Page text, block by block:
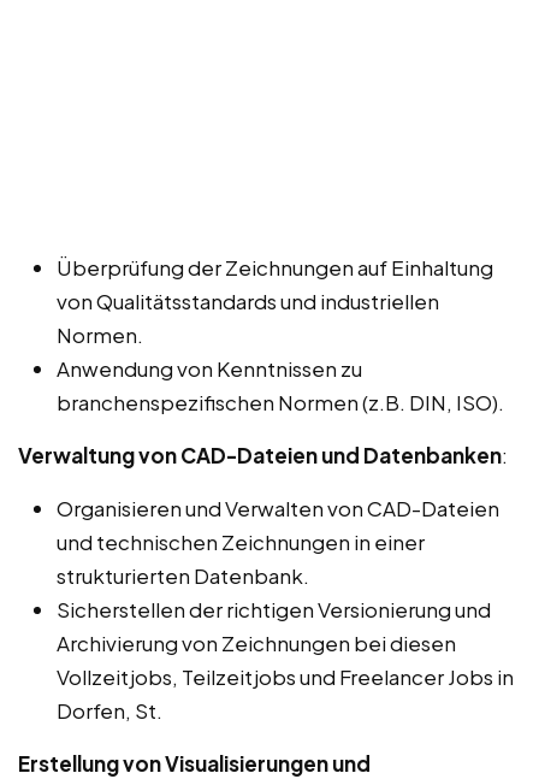
Überprüfung der Zeichnungen auf Einhaltung
von Qualitätsstandards und industriellen
Normen.
Anwendung von Kenntnissen zu
branchenspezifischen Normen (z.B. DIN, ISO).
Verwaltung von CAD-Dateien und Datenbanken:
Organisieren und Verwalten von CAD-Dateien
und technischen Zeichnungen in einer
strukturierten Datenbank.
Sicherstellen der richtigen Versionierung und
Archivierung von Zeichnungen bei diesen
Vollzeitjobs, Teilzeitjobs und Freelancer Jobs in
Dorfen, St.
Erstellung von Visualisierungen und